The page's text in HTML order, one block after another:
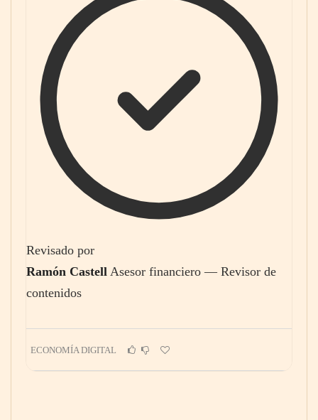
Revisado por
Ramón Castell Asesor financiero — Revisor de
contenidos
ECONOMÍA DIGITAL